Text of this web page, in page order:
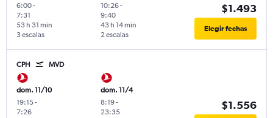
6:00-
7:31
3 escalas
53 h 31 min
10:26-
9:40
2 escalas
43 h 14 min
$1.493
Elegir fechas
CPH MVD
dom. 11/10
19:15-
7:26
dom. 11/4
8:19-
23:35
$1.556